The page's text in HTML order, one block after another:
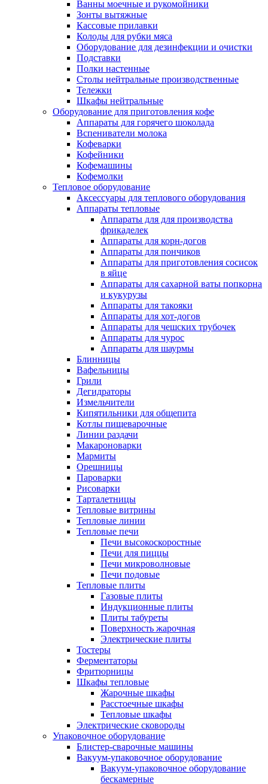
Ванны моечные и рукомойники
Зонты вытяжные
Кассовые прилавки
Колоды для рубки мяса
Оборудование для дезинфекции и очистки
Подставки
Полки настенные
Столы нейтральные производственные
Тележки
Шкафы нейтральные
Оборудование для приготовления кофе
Аппараты для горячего шоколада
Вспениватели молока
Кофеварки
Кофейники
Кофемашины
Кофемолки
Тепловое оборудование
Аксессуары для теплового оборудования
Аппараты тепловые
Аппараты для для производства
фрикаделек
Аппараты для корн-догов
Аппараты для пончиков
Аппараты для приготовления сосисок
в яйце
Аппараты для сахарной ваты попкорна
и кукурузы
Аппараты для такояки
Аппараты для хот-догов
Аппараты для чешских трубочек
Аппараты для чурос
Аппараты для шаурмы
Блинницы
Вафельницы
Грили
Дегидраторы
Измельчители
Кипятильники для общепита
Котлы пищеварочные
Линии раздачи
Макароноварки
Мармиты
Орешницы
Пароварки
Рисоварки
Тарталетницы
Тепловые витрины
Тепловые линии
Тепловые печи
Печи высокоскоростные
Печи для пиццы
Печи микроволновые
Печи подовые
Тепловые плиты
Газовые плиты
Индукционные плиты
Плиты табуреты
Поверхность жарочная
Электрические плиты
Тостеры
Ферментаторы
Фритюрницы
Шкафы тепловые
Жарочные шкафы
Расстоечные шкафы
Тепловые шкафы
Электрические сковороды
Упаковочное оборудование
Блистер-сварочные машины
Вакуум-упаковочное оборудование
Вакуум-упаковочное оборудование
беcкамерные